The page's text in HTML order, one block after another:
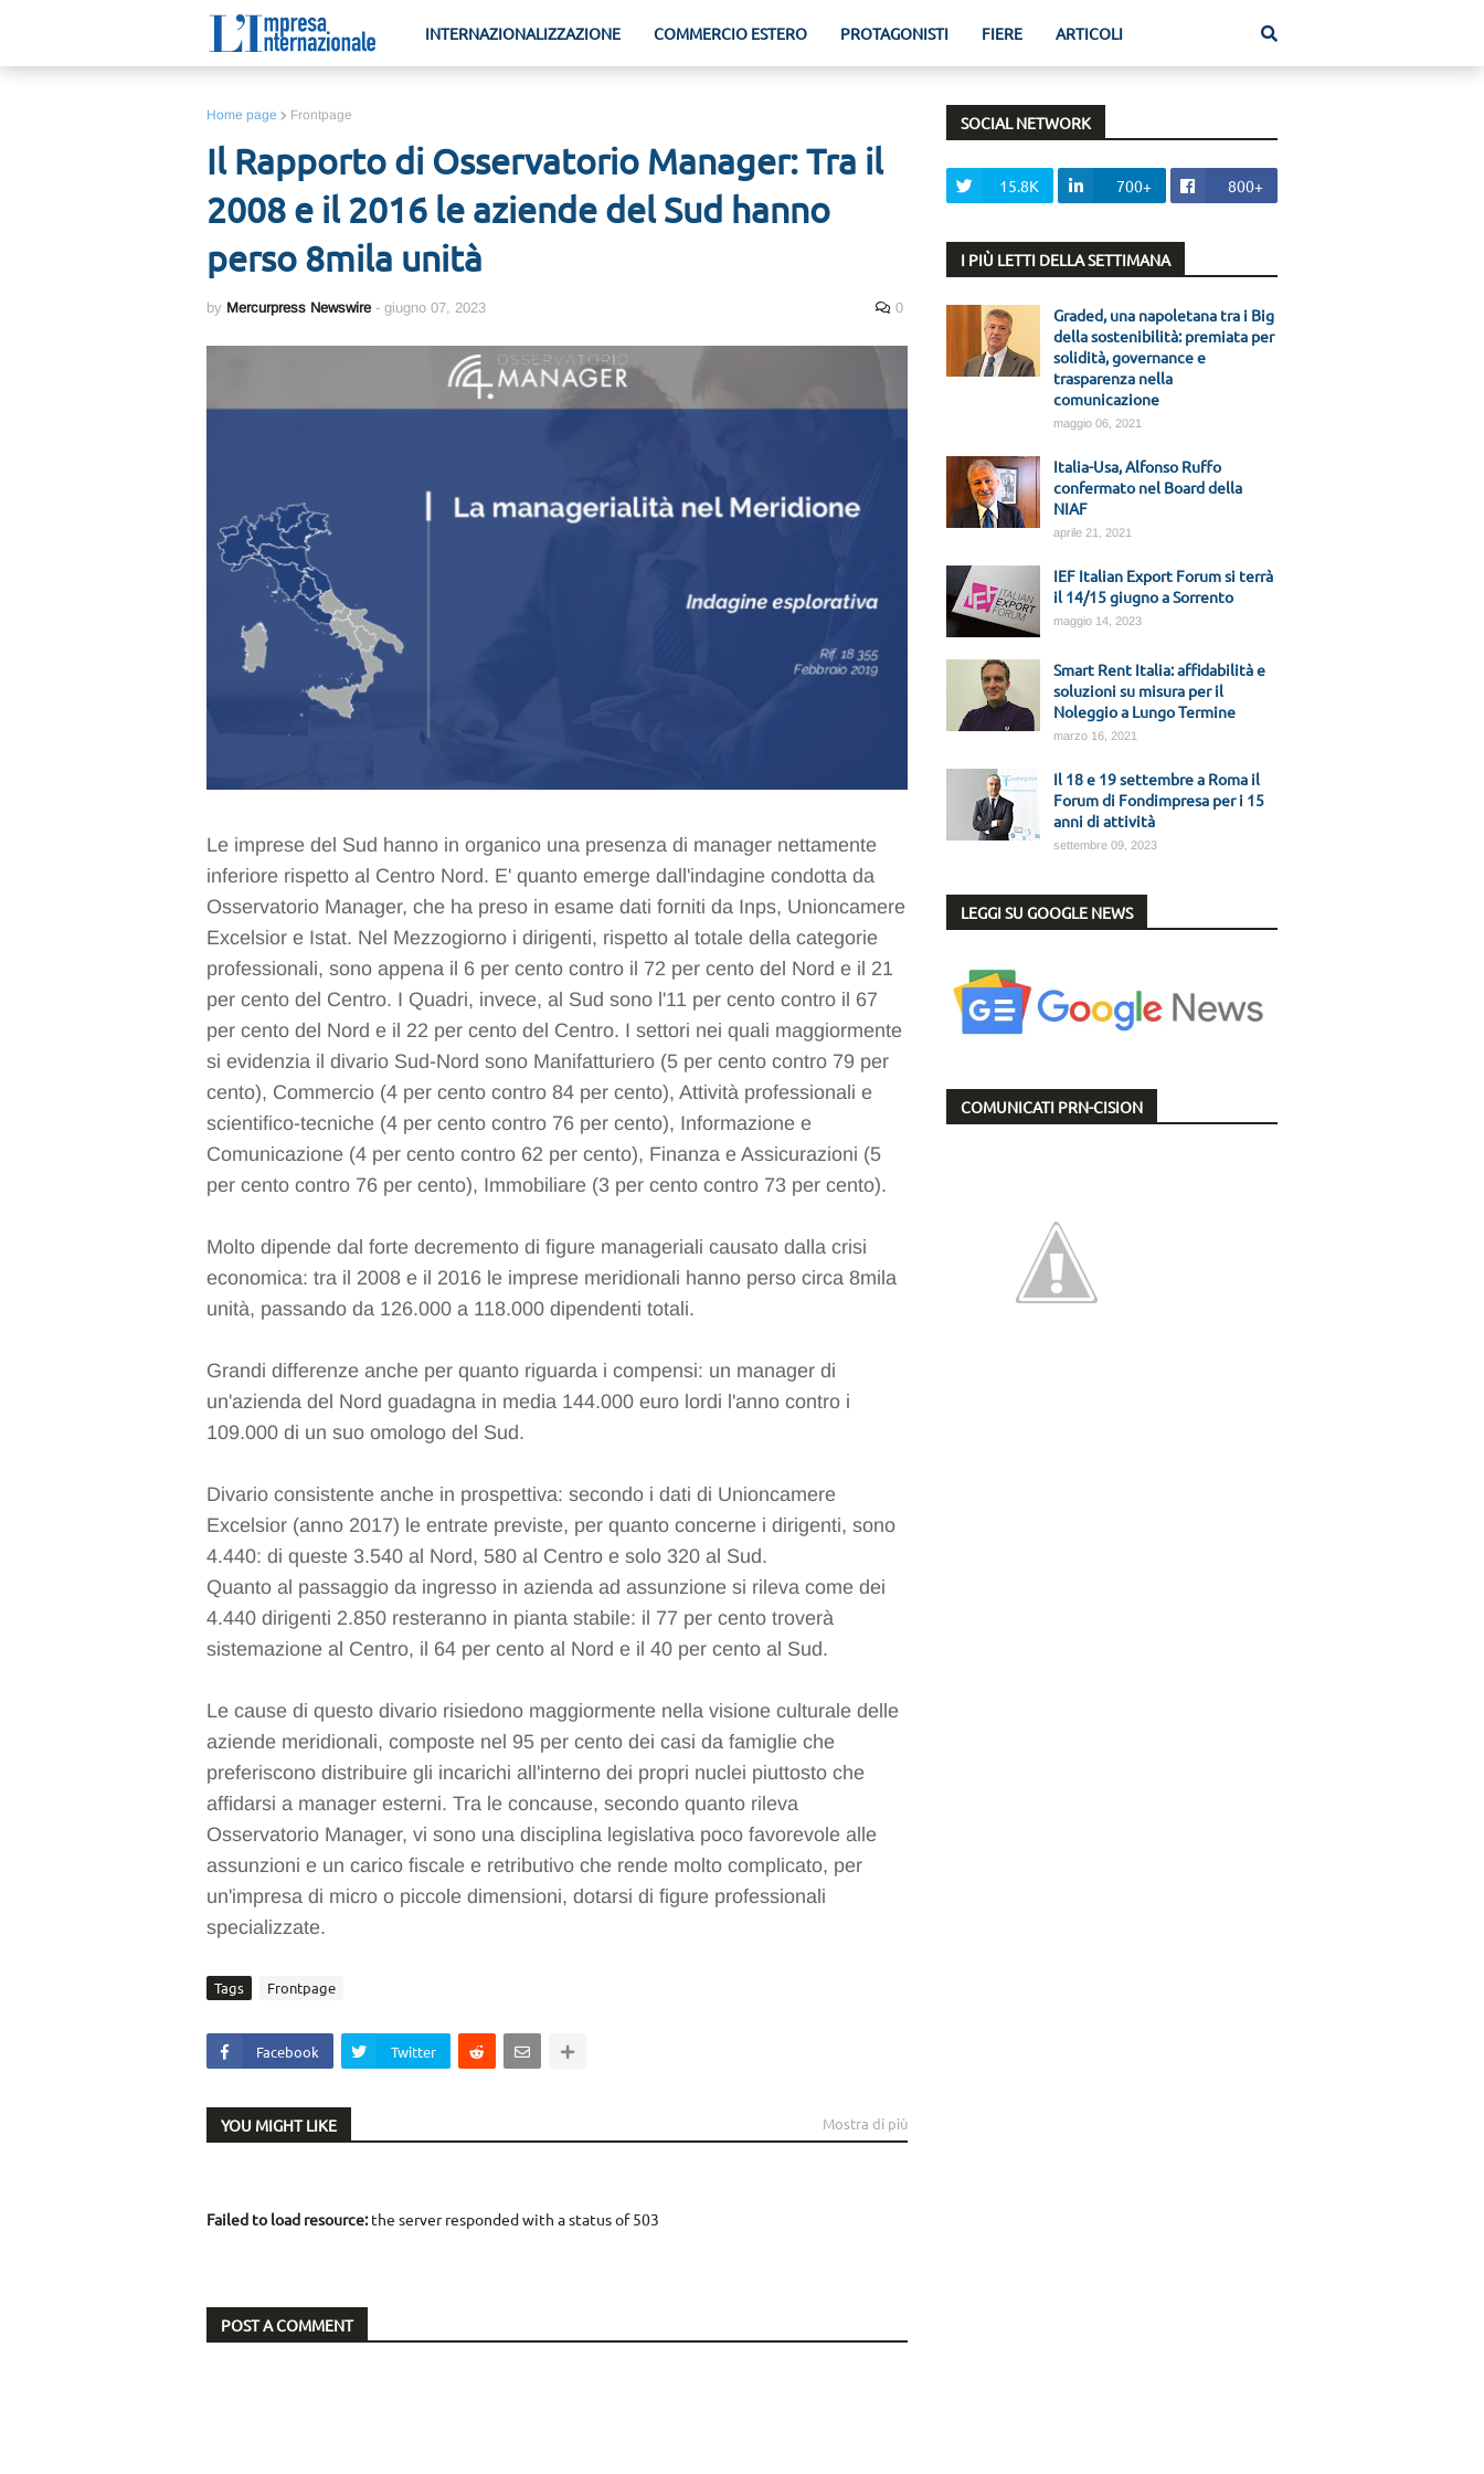
INTERNAZIONALIZZAZIONE COMMERCIO ESTERO PROTAGONISTI FIERE ARTICOLI
Home page Frontpage
Il Rapporto di Osservatorio Manager: Tra il
2008 e il 2016 le aziende del Sud hanno
perso 8mila unità
by Mercurpress Newswire - giugno 07, 2023 0
Le imprese del Sud hanno in organico una presenza di manager nettamente
inferiore rispetto al Centro Nord. E' quanto emerge dall'indagine condotta da
Osservatorio Manager, che ha preso in esame dati forniti da Inps, Unioncamere
Excelsior e Istat. Nel Mezzogiorno i dirigenti, rispetto al totale della categorie
professionali, sono appena il 6 per cento contro il 72 per cento del Nord e il 21
per cento del Centro. I Quadri, invece, al Sud sono l'11 per cento contro il 67
per cento del Nord e il 22 per cento del Centro. I settori nei quali maggiormente
si evidenzia il divario Sud-Nord sono Manifatturiero (5 per cento contro 79 per
cento), Commercio (4 per cento contro 84 per cento), Attività professionali e
scientifico-tecniche (4 per cento contro 76 per cento), Informazione e
Comunicazione (4 per cento contro 62 per cento), Finanza e Assicurazioni (5
per cento contro 76 per cento), Immobiliare (3 per cento contro 73 per cento).
Molto dipende dal forte decremento di figure manageriali causato dalla crisi
economica: tra il 2008 e il 2016 le imprese meridionali hanno perso circa 8mila
unità, passando da 126.000 a 118.000 dipendenti totali.
Grandi differenze anche per quanto riguarda i compensi: un manager di
un'azienda del Nord guadagna in media 144.000 euro lordi l'anno contro i
109.000 di un suo omologo del Sud.
Divario consistente anche in prospettiva: secondo i dati di Unioncamere
Excelsior (anno 2017) le entrate previste, per quanto concerne i dirigenti, sono
4.440: di queste 3.540 al Nord, 580 al Centro e solo 320 al Sud.
Quanto al passaggio da ingresso in azienda ad assunzione si rileva come dei
4.440 dirigenti 2.850 resteranno in pianta stabile: il 77 per cento troverà
sistemazione al Centro, il 64 per cento al Nord e il 40 per cento al Sud.
Le cause di questo divario risiedono maggiormente nella visione culturale delle
aziende meridionali, composte nel 95 per cento dei casi da famiglie che
preferiscono distribuire gli incarichi all'interno dei propri nuclei piuttosto che
affidarsi a manager esterni. Tra le concause, secondo quanto rileva
Osservatorio Manager, vi sono una disciplina legislativa poco favorevole alle
assunzioni e un carico fiscale e retributivo che rende molto complicato, per
un'impresa di micro o piccole dimensioni, dotarsi di figure professionali
specializzate.
Tags Frontpage
Facebook Twitter
YOU MIGHT LIKE Mostra di più
Failed to load resource:the server responded with a status of 503
POST A COMMENT
SOCIAL NETWORK
15.8K 700+ 800+
I PIÙ LETTI DELLA SETTIMANA
Graded, una napoletana tra i Big
della sostenibilità: premiata per
solidità, governance e
trasparenza nella
comunicazione
maggio 06, 2021
Italia-Usa, Alfonso Ruffo
confermato nel Board della
NIAF
aprile 21, 2021
IEF Italian Export Forum si terrà
il 14/15 giugno a Sorrento
maggio 14, 2023
Smart Rent Italia: affidabilità e
soluzioni su misura per il
Noleggio a Lungo Termine
marzo 16, 2021
Il 18 e 19 settembre a Roma il
Forum di Fondimpresa per i 15
anni di attività
settembre 09, 2023
LEGGI SU GOOGLE NEWS
COMUNICATI PRN-CISION